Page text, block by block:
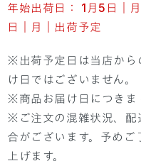
年始出荷日： 1月5日｜
日｜月｜出荷予定
※出荷予定日は当店から
け日ではございません。
※商品お届け日につきま
※ご注文の混雑状況、配
合がございます。予めご
上げます。